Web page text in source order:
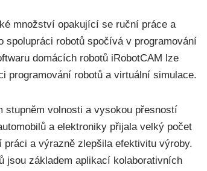
množství opakující se ruční práce a
robotů spočívá v programování
domácích robotů iRobotCAM lze
programování robotů a virtuální simulace.
volnosti a vysokou přesností
a elektroniky přijala velký počet
práci a výrazně zlepšila efektivitu výroby.
jsou základem aplikací kolaborativních